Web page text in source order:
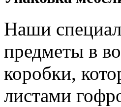
Наши
предметы в
коробки,
листами